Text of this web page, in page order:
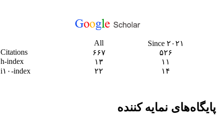
All
Since ۲۰۲۱
Citations
۶۶۷
۵۲۶
h-index
۱۳
۱۱
i۱۰-index
۲۲ ۱۴
نمایه کننده